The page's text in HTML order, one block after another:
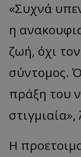
«Συχνά
η
ζωή, όχι
σύντομος.
πράξη του
Η